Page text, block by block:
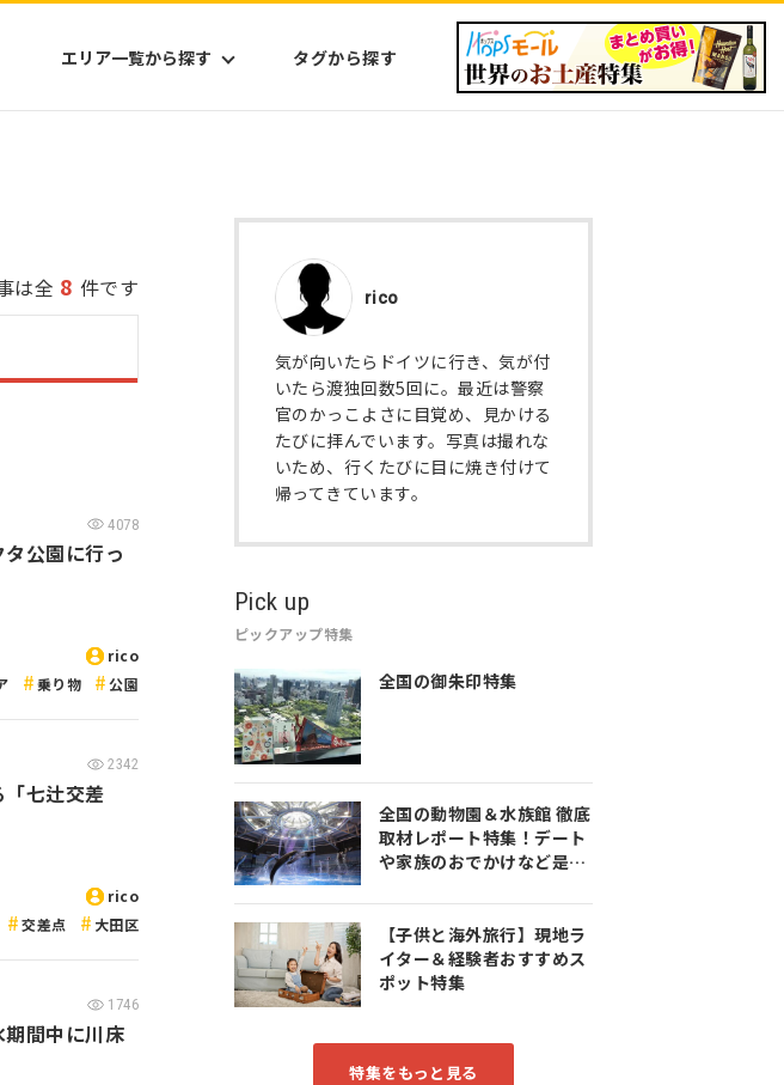
エリア一覧から探す タグから探す
ミクロネシア
は全 8 件です
4078
公園に行っ
rico
乗り物 公園
2342
七辻交差
rico
交差点 大田区
1746
間中に川床
rico
気が向いたらドイツに行き、気が付
いたら渡独回数5回に。最近は警察
官のかっこよさに目覚め、見かける
たびに拝んでいます。写真は撮れな
いため、行くたびに目に焼き付けて
帰ってきています。
Pick up
ピックアップ特集
全国の御朱印特集
全国の動物園＆水族館 徹底
取材レポート特集！デート
や家族のおでかけなど是非
【子供と海外旅行】現地ラ
イター＆経験者おすすめス
ポット特集
特集をもっと見る